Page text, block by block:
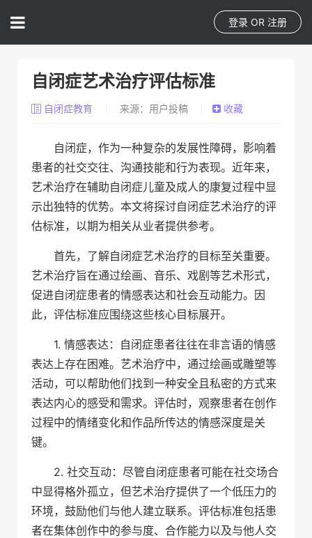
登录 OR 注册
自闭症艺术治疗评估标准
自闭症教育 来源：用户投稿 收藏
自闭症，作为一种复杂的发展性障碍，影响着
患者的社交交往、沟通技能和行为表现。近年来，
艺术治疗在辅助自闭症儿童及成人的康复过程中显
示出独特的优势。本文将探讨自闭症艺术治疗的评
估标准，以期为相关从业者提供参考。
首先，了解自闭症艺术治疗的目标至关重要。
艺术治疗旨在通过绘画、音乐、戏剧等艺术形式，
促进自闭症患者的情感表达和社会互动能力。因
此，评估标准应围绕这些核心目标展开。
1. 情感表达：自闭症患者往往在非言语的情感
表达上存在困难。艺术治疗中，通过绘画或雕塑等
活动，可以帮助他们找到一种安全且私密的方式来
表达内心的感受和需求。评估时，观察患者在创作
过程中的情绪变化和作品所传达的情感深度是关
键。
2. 社交互动：尽管自闭症患者可能在社交场合
中显得格外孤立，但艺术治疗提供了一个低压力的
环境，鼓励他们与他人建立联系。评估标准包括患
者在集体创作中的参与度、合作能力以及与他人交